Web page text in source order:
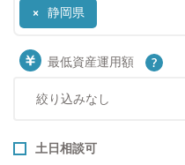
× 静岡県
最低資産運用額
土日相談可